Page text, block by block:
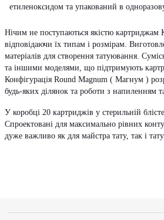
етиленоксидом та упакований в
Нічим не поступаються якістю картриджам
відповідаючи їх типам і розмірам.
матеріалів для створення татуювання.
та іншими моделями, що підтримують
Конфігурація Round Magnum ( Магнум )
будь-яких ділянок та роботи з напиленням
У коробці 20 картриджів у стерильній
Спроектовані для максимально рівних
дуже важливо як для майстра тату, так і